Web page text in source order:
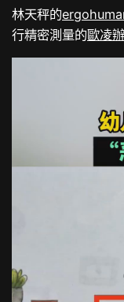
林天秤的
行精密測量的歐凌